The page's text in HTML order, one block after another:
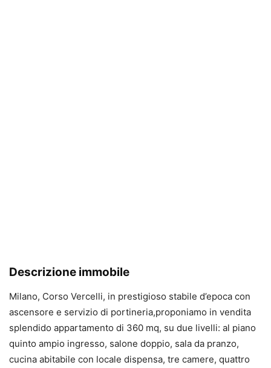
Descrizione immobile
Milano, Corso Vercelli, in prestigioso stabile d’epoca con
ascensore e servizio di portineria,proponiamo in vendita
splendido appartamento di 360 mq, su due livelli: al piano
quinto ampio ingresso, salone doppio, sala da pranzo,
cucina abitabile con locale dispensa, tre camere, quattro